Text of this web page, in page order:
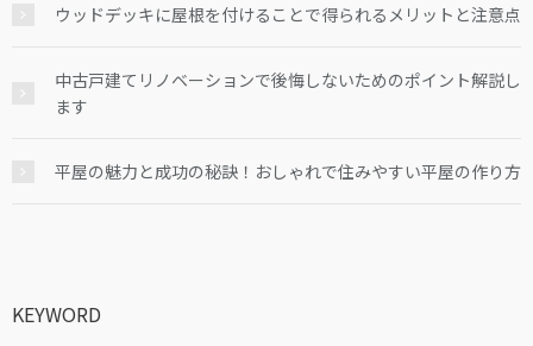
ウッドデッキに屋根を付けることで得られるメリットと注意点
中古戸建てリノベーションで後悔しないためのポイント解説し
ます
平屋の魅力と成功の秘訣！おしゃれで住みやすい平屋の作り方
KEYWORD